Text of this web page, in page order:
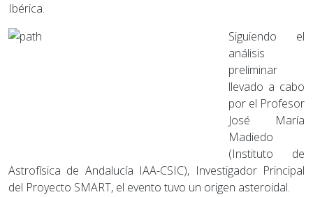
Ibérica.
Siguiendo el
análisis
preliminar
llevado a cabo
por el Profesor
José María
Madiedo
(Instituto de
Astrofísica de Andalucía IAA-CSIC), Investigador Principal
del Proyecto SMART, el evento tuvo un origen asteroidal.